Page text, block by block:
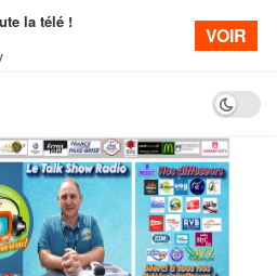
Dark
la télé !
VOIR